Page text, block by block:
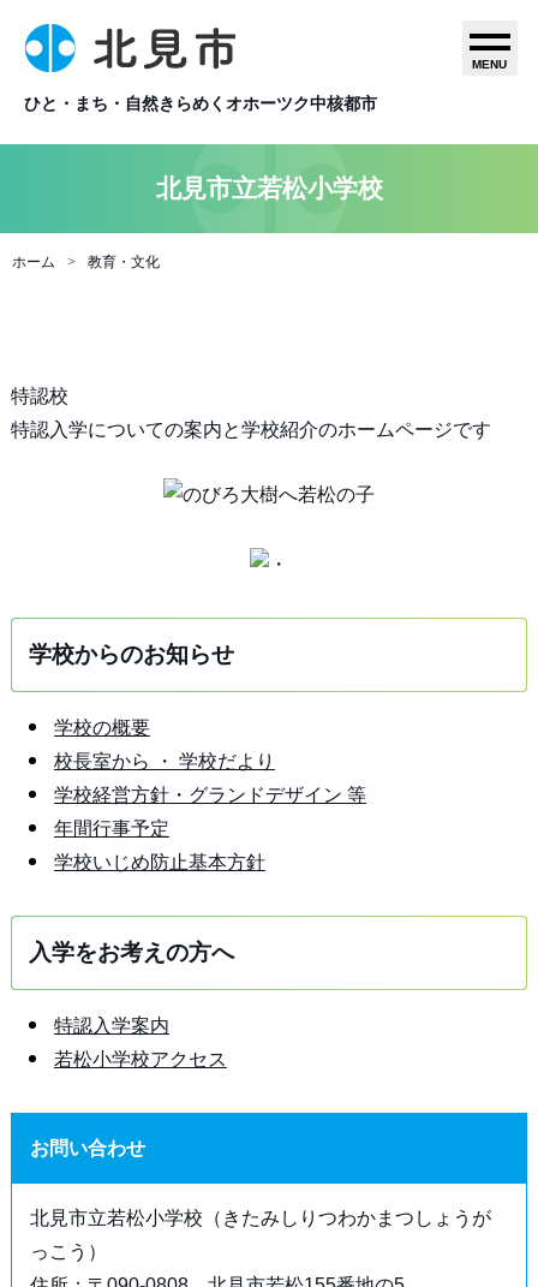
ひと・まち・自然きらめくオホーツク中核都市
MENU
北見市立若松小学校
ホーム 教育・文化
特認校
特認入学についての案内と学校紹介のホームページです
学校からのお知らせ
学校の概要
校長室から ・ 学校だより
学校経営方針・グランドデザイン 等
年間行事予定
学校いじめ防止基本方針
入学をお考えの方へ
特認入学案内
若松小学校アクセス
お問い合わせ
北見市立若松小学校（きたみしりつわかまつしょうが
っこう）